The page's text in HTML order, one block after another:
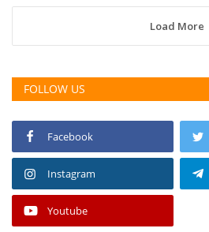
Load More
FOLLOW US
Facebook
Instagram
Youtube